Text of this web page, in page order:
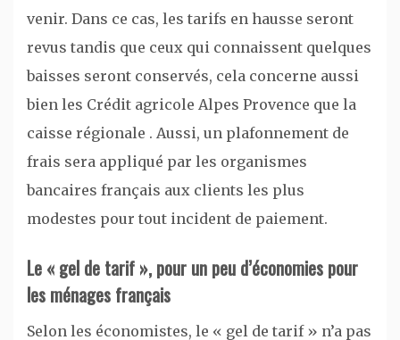
venir. Dans ce cas, les tarifs en hausse seront
revus tandis que ceux qui connaissent quelques
baisses seront conservés, cela concerne aussi
bien les Crédit agricole Alpes Provence que la
caisse régionale . Aussi, un plafonnement de
frais sera appliqué par les organismes
bancaires français aux clients les plus
modestes pour tout incident de paiement.
Le « gel de tarif », pour un peu d’économies pour
les ménages français
Selon les économistes, le « gel de tarif » n’a pas